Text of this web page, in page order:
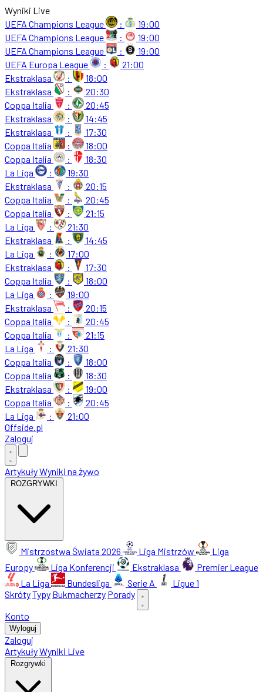
Wyniki Live
UEFA Champions League
:
19:00
UEFA Champions League
:
19:00
UEFA Champions League
:
19:00
UEFA Europa League
:
21:00
Ekstraklasa
:
18:00
Ekstraklasa
:
20:30
Coppa Italia
:
20:45
Ekstraklasa
:
14:45
Ekstraklasa
:
17:30
Coppa Italia
:
18:00
Coppa Italia
:
18:30
La Liga
:
19:30
Ekstraklasa
:
20:15
Coppa Italia
:
20:45
Coppa Italia
:
21:15
La Liga
:
21:30
Ekstraklasa
:
14:45
La Liga
:
17:00
Ekstraklasa
:
17:30
Coppa Italia
:
18:00
La Liga
:
19:00
Ekstraklasa
:
20:15
Coppa Italia
:
20:45
Coppa Italia
:
21:15
La Liga
:
21:30
Coppa Italia
:
18:00
Coppa Italia
:
18:30
Ekstraklasa
:
19:00
Coppa Italia
:
20:45
La Liga
:
21:00
Offside.pl
Zaloguj
ArtykułyWyniki na żywo
ROZGRYWKI
Mistrzostwa Świata 2026 Liga Mistrzów
Liga
Europy
Liga Konferencji Ekstraklasa
Premier League
La Liga
Bundesliga Serie A
Ligue 1
SkrótyTypy Bukmacherzy Porady
Konto
Wyloguj
Zaloguj
ArtykułyWyniki Live
Rozgrywki